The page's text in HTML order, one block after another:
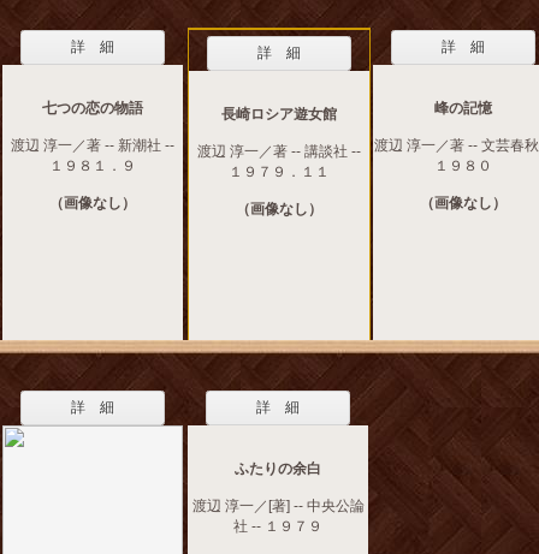
詳 細
七つの恋の物語
渡辺 淳一／著 -- 新潮社 --
１９８１．９
（画像なし）
詳 細
長崎ロシア遊女館
渡辺 淳一／著 -- 講談社 --
１９７９．１１
（画像なし）
詳 細
峰の記憶
渡辺 淳一／著 -- 文芸春
１９８０
（画像なし）
詳 細 詳 細
ふたりの余白
渡辺 淳一／[著] -- 中央公論
社 -- １９７９